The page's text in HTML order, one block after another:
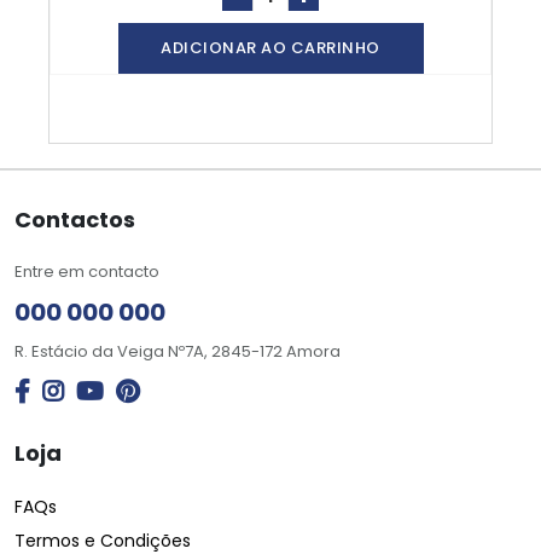
ADICIONAR AO CARRINHO
Contactos
Entre em contacto
000 000 000
R. Estácio da Veiga Nº7A, 2845-172 Amora
Loja
FAQs
Termos e Condições